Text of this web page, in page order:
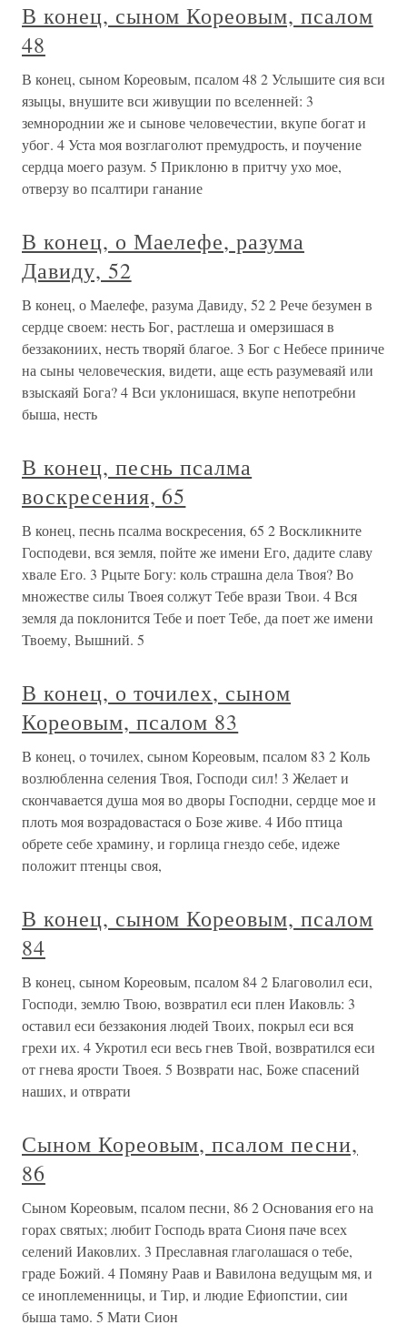
В конец, сыном Кореовым, псалом
48
В конец, сыном Кореовым, псалом 48 2 Услышите сия вси
языцы, внушите вси живущии по вселенней: 3
земнороднии же и сынове человечестии, вкупе богат и
убог. 4 Уста моя возглаголют премудрость, и поучение
сердца моего разум. 5 Приклоню в притчу ухо мое,
отверзу во псалтири ганание
В конец, о Маелефе, разума
Давиду, 52
В конец, о Маелефе, разума Давиду, 52 2 Рече безумен в
сердце своем: несть Бог, растлеша и омерзишася в
беззакониих, несть творяй благое. 3 Бог с Небесе приниче
на сыны человеческия, видети, аще есть разумеваяй или
взыскаяй Бога? 4 Вси уклонишася, вкупе непотребни
быша, несть
В конец, песнь псалма
воскресения, 65
В конец, песнь псалма воскресения, 65 2 Воскликните
Господеви, вся земля, пойте же имени Его, дадите славу
хвале Его. 3 Рцыте Богу: коль страшна дела Твоя? Во
множестве силы Твоея солжут Тебе врази Твои. 4 Вся
земля да поклонится Тебе и поет Тебе, да поет же имени
Твоему, Вышний. 5
В конец, о точилех, сыном
Кореовым, псалом 83
В конец, о точилех, сыном Кореовым, псалом 83 2 Коль
возлюбленна селения Твоя, Господи сил! 3 Желает и
скончавается душа моя во дворы Господни, сердце мое и
плоть моя возрадовастася о Бозе живе. 4 Ибо птица
обрете себе храмину, и горлица гнездо себе, идеже
положит птенцы своя,
В конец, сыном Кореовым, псалом
84
В конец, сыном Кореовым, псалом 84 2 Благоволил еси,
Господи, землю Твою, возвратил еси плен Иаковль: 3
оставил еси беззакония людей Твоих, покрыл еси вся
грехи их. 4 Укротил еси весь гнев Твой, возвратился еси
от гнева ярости Твоея. 5 Возврати нас, Боже спасений
наших, и отврати
Сыном Кореовым, псалом песни,
86
Сыном Кореовым, псалом песни, 86 2 Основания его на
горах святых; любит Господь врата Сионя паче всех
селений Иаковлих. 3 Преславная глаголашася о тебе,
граде Божий. 4 Помяну Раав и Вавилона ведущым мя, и
се иноплеменницы, и Тир, и людие Ефиопстии, сии
быша тамо. 5 Мати Сион